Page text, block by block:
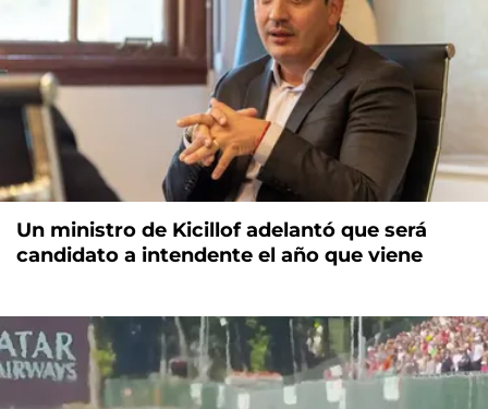
Un ministro de Kicillof adelantó que será
candidato a intendente el año que viene